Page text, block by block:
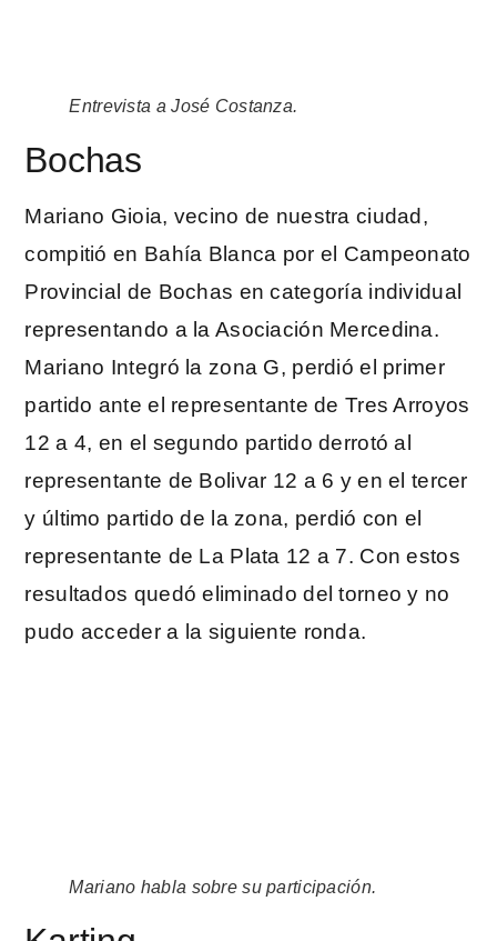
Entrevista a José Costanza.
Bochas
Mariano Gioia, vecino de nuestra ciudad,
compitió en Bahía Blanca por el Campeonato
Provincial de Bochas en categoría individual
representando a la Asociación Mercedina.
Mariano Integró la zona G, perdió el primer
partido ante el representante de Tres Arroyos
12 a 4, en el segundo partido derrotó al
representante de Bolivar 12 a 6 y en el tercer
y último partido de la zona, perdió con el
representante de La Plata 12 a 7. Con estos
resultados quedó eliminado del torneo y no
pudo acceder a la siguiente ronda.
Mariano habla sobre su participación.